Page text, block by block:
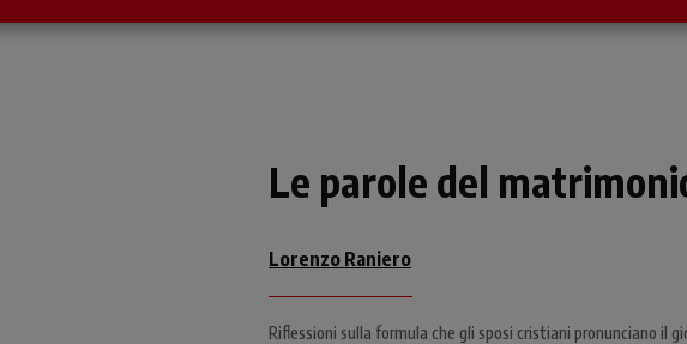
Le parole del
Lorenzo Raniero
Riflessioni sulla formula che gli sposi cristiani pronunciano il